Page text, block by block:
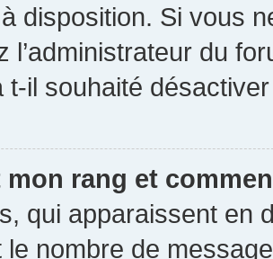
disposition. Si vous
l’administrateur du
t-il souhaité
mon rang et
qui apparaissent en
le nombre de